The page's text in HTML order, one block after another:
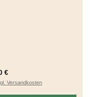
Preis:
€
Versandkosten